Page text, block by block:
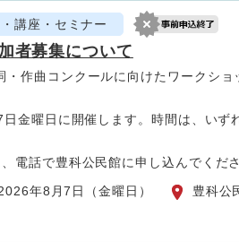
講座・セミナー
者募集について
作曲コンクールに向けたワークショ
金曜日に開催します。時間は、いず
電話で豊科公民館に申し込んでくださ
年8月7日（金曜日）
豊科公